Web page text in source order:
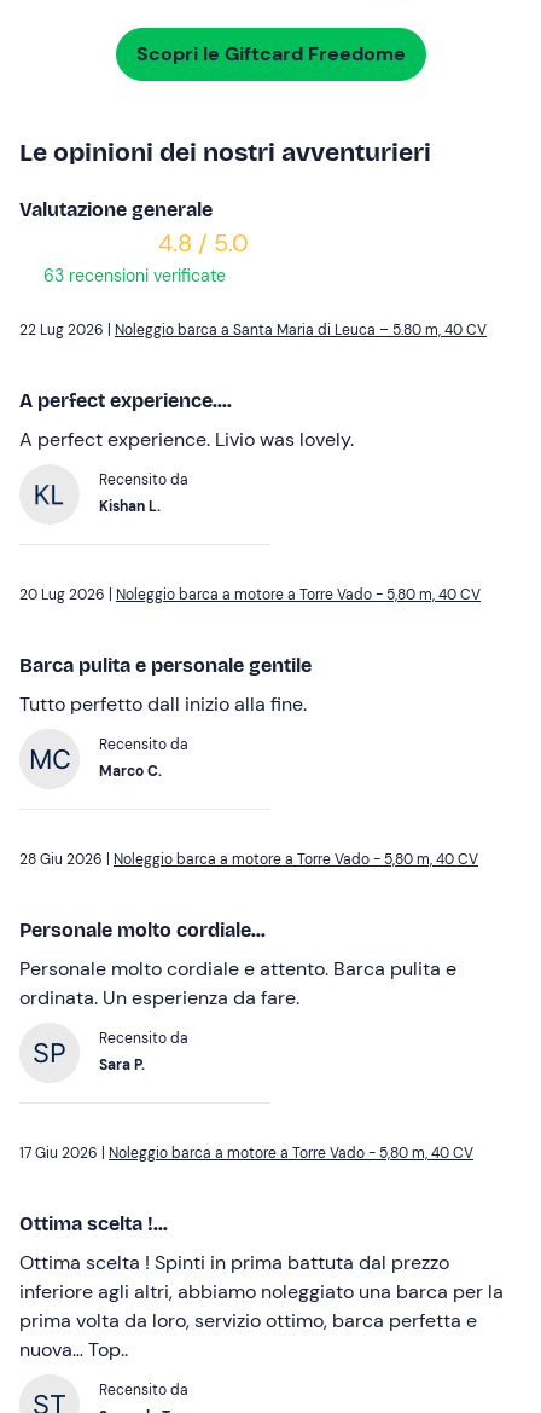
Scopri le Giftcard Freedome
Le opinioni dei nostri avventurieri
Valutazione generale
4.8 / 5.0
63 recensioni verificate
22 Lug 2026 | Noleggio barca a Santa Maria di Leuca – 5.80 m, 40 CV
A perfect experience....
A perfect experience. Livio was lovely.
Recensito da
Kishan L.
20 Lug 2026 | Noleggio barca a motore a Torre Vado - 5,80 m, 40 CV
Barca pulita e personale gentile
Tutto perfetto dall inizio alla fine.
Recensito da
Marco C.
28 Giu 2026 | Noleggio barca a motore a Torre Vado - 5,80 m, 40 CV
Personale molto cordiale...
Personale molto cordiale e attento. Barca pulita e
ordinata. Un esperienza da fare.
Recensito da
Sara P.
17 Giu 2026 | Noleggio barca a motore a Torre Vado - 5,80 m, 40 CV
Ottima scelta !...
Ottima scelta ! Spinti in prima battuta dal prezzo
inferiore agli altri, abbiamo noleggiato una barca per la
prima volta da loro, servizio ottimo, barca perfetta e
nuova… Top..
Recensito da